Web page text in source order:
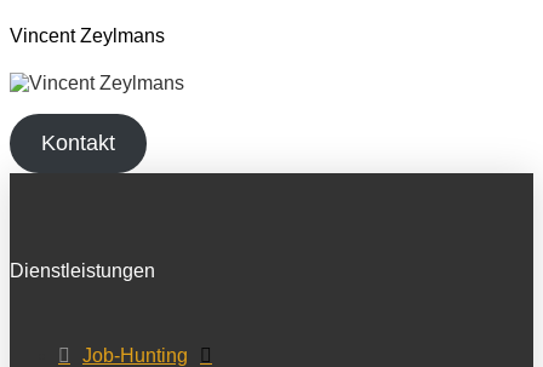
Vincent Zeylmans
Kontakt
Dienstleistungen
Job-Hunting